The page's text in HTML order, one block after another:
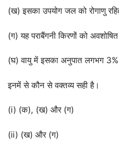
(ख) इसका उपयोग जल को रोगाणु
(ग) यह पराबैंगनी किरणों को
(घ) वायु में इसका अनुपात लगभग
इनमें से कौन से वक्तव्य सही है।
(i) (क), (ख) और (ग)
(ii) (ख) और (ग)